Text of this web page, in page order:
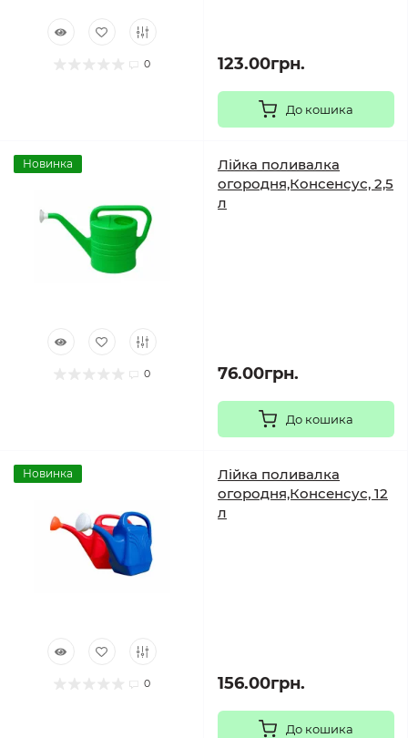
0 123.00грн.
До кошика
Новинка
0
Лійка поливалка
огородня,Консенсус, 2,5
л
76.00грн.
До кошика
Новинка
0
Лійка поливалка
огородня,Консенсус, 12
л
156.00грн.
До кошика